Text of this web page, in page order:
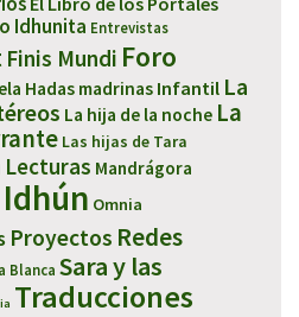
Idhunita Entrevistas
Finis Mundi Foro
Hadas madrinas Infantil La
La hija de la noche La
Las hijas de Tara
Lecturas Mandrágora
Omnia
Proyectos Redes
Blanca Sara y las
Traducciones